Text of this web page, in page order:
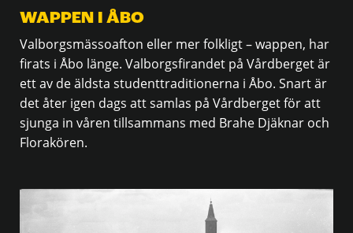
WAPPEN I ÅBO
Valborgsmässoafton eller mer folkligt – wappen, har
firats i Åbo länge. Valborgsfirandet på Vårdberget är
ett av de äldsta studenttraditionerna i Åbo. Snart är
det åter igen dags att samlas på Vårdberget för att
sjunga in våren tillsammans med Brahe Djäknar och
Florakören.